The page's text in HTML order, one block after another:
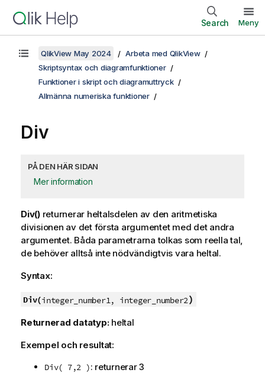
Search Meny
QlikView May 2024
Arbeta med QlikView
Skriptsyntax och diagramfunktioner
Funktioner i skript och diagramuttryck
Allmänna numeriska funktioner
Div
PÅ DEN HÄR SIDAN
Mer information
Div()returnerar heltalsdelen av den aritmetiska
divisionen av det första argumentet med det andra
argumentet. Båda parametrarna tolkas som reella tal,
de behöver alltså inte nödvändigtvis vara heltal.
Syntax:
Div(integer_number1, integer_number2)
Returnerad datatyp: heltal
Exempel och resultat:
Div( 7,2 ): returnerar 3